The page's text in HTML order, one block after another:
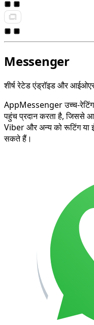
Messenger
शीर्ष रेटेड एंड्रॉइड और
AppMessenger उच्च-
पहुंच प्रदान करता है,
Viber और अन्य को रूटिंग या
सकते हैं।